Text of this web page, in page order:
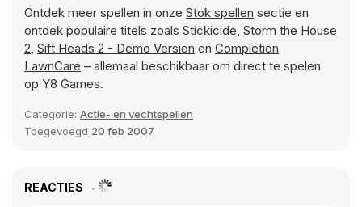
Ontdek meer spellen in onze Stok spellen sectie en
ontdek populaire titels zoals Stickicide, Storm the House
2, Sift Heads 2 - Demo Version en Completion
LawnCare – allemaal beschikbaar om direct te spelen
op Y8 Games.
Categorie: Actie- en vechtspellen
Toegevoegd 20 feb 2007
REACTIES